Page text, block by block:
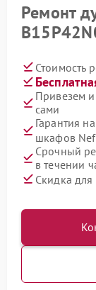
Ремонт
Стоимость
Привезем
сами
Гарантия
шкафов
Срочный
в течении
Скидка для